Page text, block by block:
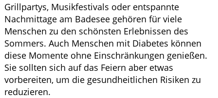
Grillpartys, Musikfestivals oder entspannte
Nachmittage am Badesee gehören für viele
Menschen zu den schönsten Erlebnissen des
Sommers. Auch Menschen mit Diabetes können
diese Momente ohne Einschränkungen genießen.
Sie sollten sich auf das Feiern aber etwas
vorbereiten, um die gesundheitlichen Risiken zu
reduzieren.